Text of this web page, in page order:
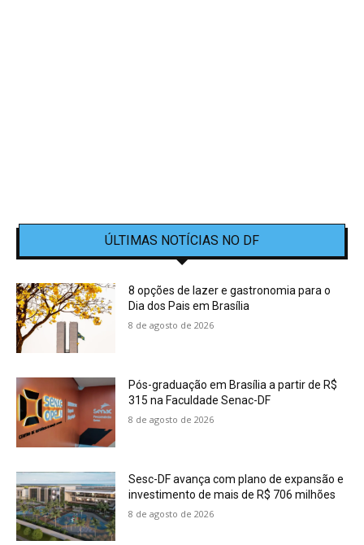
ÚLTIMAS NOTÍCIAS NO DF
8 opções de lazer e gastronomia para o
Dia dos Pais em Brasília
8 de agosto de 2026
Pós-graduação em Brasília a partir de R$
315 na Faculdade Senac-DF
8 de agosto de 2026
Sesc-DF avança com plano de expansão e
investimento de mais de R$ 706 milhões
8 de agosto de 2026